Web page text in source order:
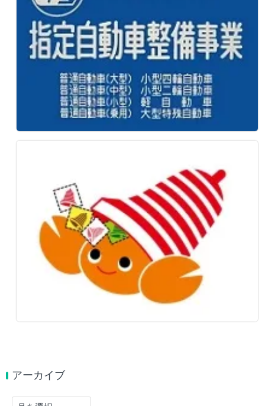
アーカイブ
ア